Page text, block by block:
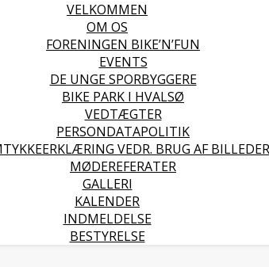
VELKOMMEN
OM OS
FORENINGEN BIKE’N’FUN
EVENTS
DE UNGE SPORBYGGERE
BIKE PARK I HVALSØ
VEDTÆGTER
PERSONDATAPOLITIK
VEDR. BRUG AF BILLEDER
MØDEREFERATER
GALLERI
KALENDER
INDMELDELSE
BESTYRELSE